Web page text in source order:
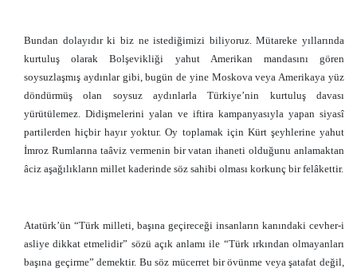
Bundan dolayıdır ki biz ne istediğimizi biliyoruz. Mütareke yıllarında
kurtuluş olarak Bolşevikliği yahut Amerikan mandasını gören
soysuzlaşmış aydınlar gibi, bugün de yine Moskova veya Amerikaya yüz
döndürmüş olan soysuz aydınlarla Türkiye’nin kurtuluş davası
yürütülemez. Didişmelerini yalan ve iftira kampanyasıyla yapan siyasî
partilerden hiçbir hayır yoktur. Oy toplamak için Kürt şeyhlerine yahut
İmroz Rumlarına taâviz vermenin bir vatan ihaneti olduğunu anlamaktan
âciz aşağılıkların millet kaderinde söz sahibi olması korkunç bir felâkettir.
Atatürk’ün “Türk milleti, başına geçireceği insanların kanındaki cevher-i
asliye dikkat etmelidir” sözü açık anlamı ile “Türk ırkından olmayanları
başına geçirme” demektir. Bu söz mücerret bir övünme veya şatafat değil,